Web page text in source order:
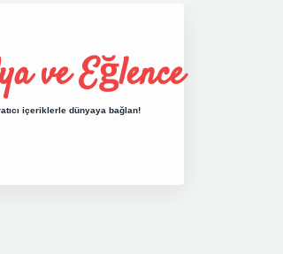
ve Eğlence
içeriklerle dünyaya bağlan!